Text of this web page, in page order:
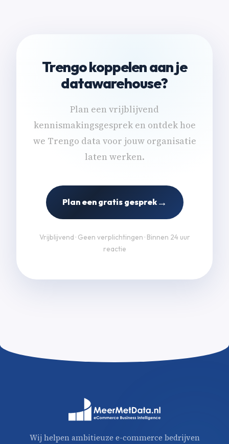
Trengo koppelen aan je
datawarehouse?
Plan een vrijblijvend
kennismakingsgesprek en ontdek hoe
we Trengo data voor jouw organisatie
laten werken.
Plan een gratis gesprek→
Vrijblijvend · Geen verplichtingen · Binnen 24 uur
reactie
Wij helpen ambitieuze e-commerce bedrijven